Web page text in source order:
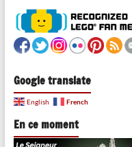
Google translate
English French
En ce moment